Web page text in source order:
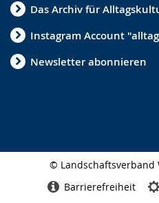
Das Archiv für
Instagram Account
Newsletter abonnieren
© Landschaftsverband
Barrierefreiheit